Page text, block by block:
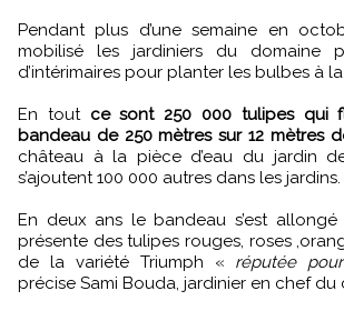
Pendant plus d’une semaine en
mobilisé les jardiniers du domaine
d’intérimaires pour planter les bulbes à
En tout ce sont 250 000 tulipes qui
bandeau de 250 mètres sur 12 mètres
château à la pièce d’eau du jardin
s’ajoutent 100 000 autres dans les jardins.
En deux ans le bandeau s’est
présente des tulipes rouges, roses
de la variété Triumph « réputée
précise Sami Bouda, jardinier en chef du